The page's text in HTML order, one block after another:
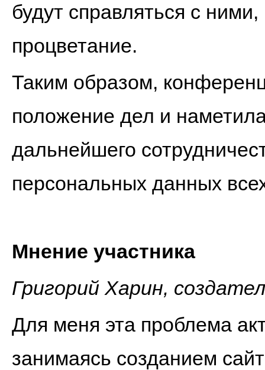
будут справляться с
процветание.
Таким образом,
положение дел и
дальнейшего
персональных данных
Мнение участника
Григорий Харин,
Для меня эта проблема
занимаясь созданием